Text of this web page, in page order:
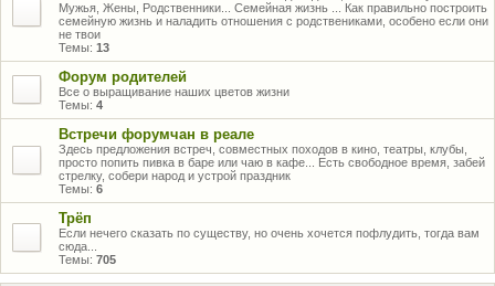
Мужья, Жены, Родственники... Семейная жизнь ... Как правильно построить
семейную жизнь и наладить отношения с родствениками, особено если они
не твои
Темы: 13
Форум родителей
Все о выращивание наших цветов жизни
Темы: 4
Встречи форумчан в реале
Здесь предложения встреч, совместных походов в кино, театры, клубы,
просто попить пивка в баре или чаю в кафе... Есть свободное время, забей
стрелку, собери народ и устрой праздник
Темы: 6
Трёп
Если нечего сказать по существу, но очень хочется пофлудить, тогда вам
сюда...
Темы: 705